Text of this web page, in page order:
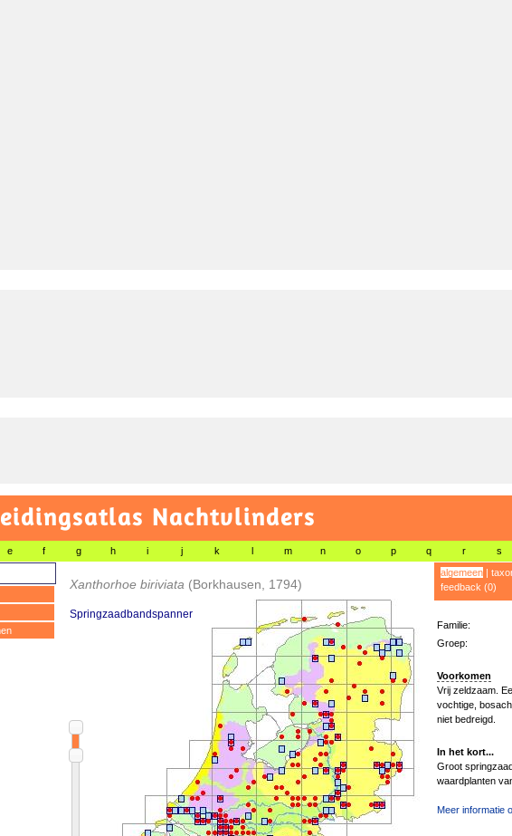
Nachtvlinders
e f g h i j k l m n o p q r s
Xanthorhoe biriviata (Borkhausen, 1794)
Springzaadbandspanner
algemeen|
feedback (0)
Familie:
Groep:
Voorkomen
Vrij zeldzaam.
vochtige,
niet bedreigd.
In het kort...
Groot
waardplanten
Meer informatie